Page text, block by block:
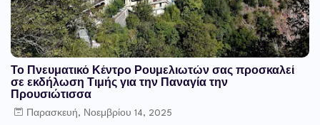
Το Πνευματικό Κέντρο Ρουμελιωτών σας προσκαλεί
σε εκδήλωση Τιμής για την Παναγία την
Προυσιώτισσα
Παρασκευή, Νοεμβρίου 14, 2025